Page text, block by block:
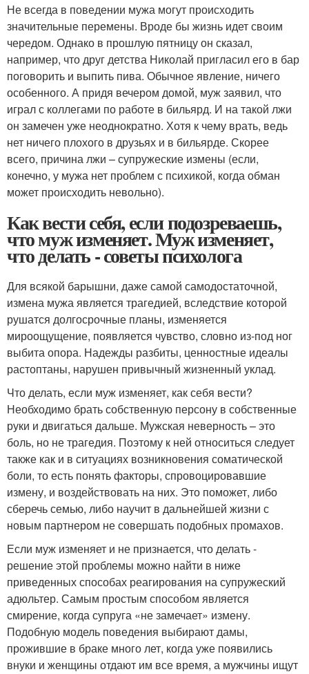
Не всегда в поведении мужа могут происходить
значительные перемены. Вроде бы жизнь идет своим
чередом. Однако в прошлую пятницу он сказал,
например, что друг детства Николай пригласил его в бар
поговорить и выпить пива. Обычное явление, ничего
особенного. А придя вечером домой, муж заявил, что
играл с коллегами по работе в бильярд. И на такой лжи
он замечен уже неоднократно. Хотя к чему врать, ведь
нет ничего плохого в друзьях и в бильярде. Скорее
всего, причина лжи – супружеские измены (если,
конечно, у мужа нет проблем с психикой, когда обман
может происходить невольно).
Как вести себя, если подозреваешь,
что муж изменяет. Муж изменяет,
что делать - советы психолога
Для всякой барышни, даже самой самодостаточной,
измена мужа является трагедией, вследствие которой
рушатся долгосрочные планы, изменяется
мироощущение, появляется чувство, словно из-под ног
выбита опора. Надежды разбиты, ценностные идеалы
растоптаны, нарушен привычный жизненный уклад.
Что делать, если муж изменяет, как себя вести?
Необходимо брать собственную персону в собственные
руки и двигаться дальше. Мужская неверность – это
боль, но не трагедия. Поэтому к ней относиться следует
также как и в ситуациях возникновения соматической
боли, то есть понять факторы, спровоцировавшие
измену, и воздействовать на них. Это поможет, либо
сберечь семью, либо научит в дальнейшей жизни с
новым партнером не совершать подобных промахов.
Если муж изменяет и не признается, что делать -
решение этой проблемы можно найти в ниже
приведенных способах реагирования на супружеский
адюльтер. Самым простым способом является
смирение, когда супруга «не замечает» измену.
Подобную модель поведения выбирают дамы,
прожившие в браке много лет, когда уже появились
внуки и женщины отдают им все время, а мужчины ищут